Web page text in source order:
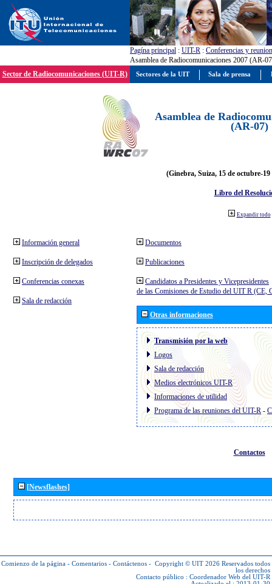
Pagína principal : UIT-R : Conferencias y
Asamblea de Radiocomunicaciones 2007 (AR-
Sector de Radiocomunicaciones (UIT-R)
Asamblea de
(AR-07)
(Ginebra, Suiza, 15 de octubre-19
Libro del
Expandir todo
Información general
Inscripción de delegados
Conferencias conexas
Sala de redacción
Documentos
Publicaciones
Candidatos a Presidentes y Vicepresidentes
de las Comisiones de Estudio del UIT R (CE,
Otras informaciones
Transmisión por la web
Logos
Sala de redacción
Medios electrónicos UIT-R
Informaciones de utilidad
Programa de las reuniones del UIT-R-
Contactos
[Newsflashes]
Comienzo de la página - Comentarios - Contáctenos - Copyright © UIT 2026 Reservados todos
los derechos
Contacto público : Coordenador Web del UIT-R
Sectores de la UIT Sala de prensa